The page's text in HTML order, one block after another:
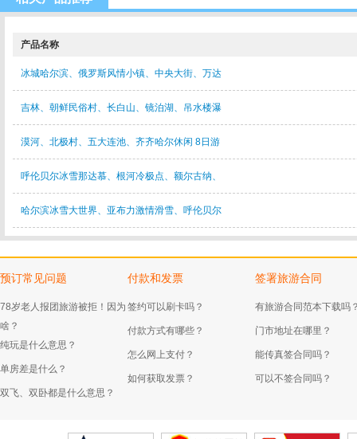
产品名称
冰城哈尔滨、俄罗斯风情小镇、中央大街、万达
吉林、朝鲜民俗村、长白山、镜泊湖、吊水楼瀑
漠河、北极村、五大连池、齐齐哈尔休闲 8日游
呼伦贝尔冰雪那达慕、根河冷极点、额尔古纳、
哈尔滨冰雪大世界、亚布力激情滑雪、呼伦贝尔
预订常见问题
78岁老人报团旅游被拒！因为
啥？
纯玩是什么意思？
单房差是什么？
双飞、双卧都是什么意思？
付款和发票
签约可以刷卡吗？
付款方式有哪些？
怎么网上支付？
如何获取发票？
签署旅游合同
有旅游合同范本下载吗
门市地址在哪里？
能传真签合同吗？
可以不签合同吗？